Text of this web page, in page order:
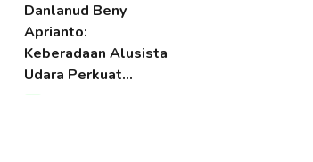
Danlanud Beny
Aprianto:
Keberadaan Alusista
Udara Perkuat…